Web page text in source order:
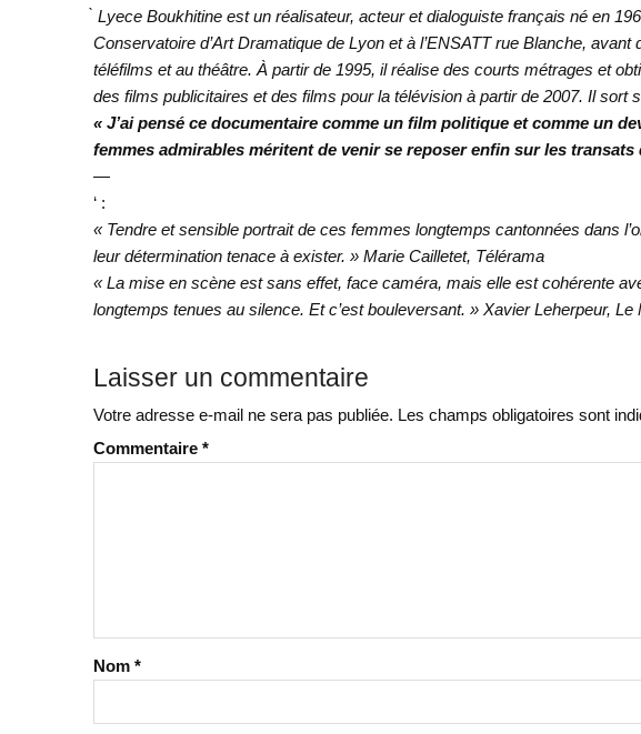
̀Lyece Boukhitine est un réalisateur, acteur et dialoguiste français né en
Conservatoire d’Art Dramatique de Lyon et à l’ENSATT rue Blanche,
téléfilms et au théâtre. À partir de 1995, il réalise des courts métrages et
des films publicitaires et des films pour la télévision à partir de 2007. Il sort
« J’ai pensé ce documentaire comme un film politique et comme un
femmes admirables méritent de venir se reposer enfin sur les
—
‘ :
« Tendre et sensible portrait de ces femmes longtemps cantonnées dans
leur détermination tenace à exister. » Marie Cailletet, Télérama
« La mise en scène est sans effet, face caméra, mais elle est cohérente
longtemps tenues au silence. Et c’est bouleversant. » Xavier Leherpeur, Le
Laisser un commentaire
Votre adresse e-mail ne sera pas publiée. Les champs obligatoires sont
Commentaire*
Nom*